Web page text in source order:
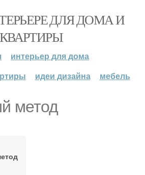
ДЛЯ ДОМА И
КВАРТИРЫ
интерьер для дома
идеи дизайна мебель
метод